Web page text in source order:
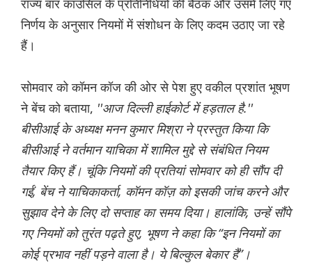
राज्य बार काउंसिल के प्रतिनिधियों की बैठक और उसमें लिए गए
निर्णय के अनुसार नियमों में संशोधन के लिए कदम उठाए जा रहे
हैं।
सोमवार को कॉमन कॉज की ओर से पेश हुए वकील प्रशांत भूषण
ने बेंच को बताया, ''आज दिल्ली हाईकोर्ट में हड़ताल है.''
बीसीआई के अध्यक्ष मनन कुमार मिश्रा ने प्रस्तुत किया कि
बीसीआई ने वर्तमान याचिका में शामिल मुद्दे से संबंधित नियम
तैयार किए हैं। चूंकि नियमों की प्रतियां सोमवार को ही सौंप दी
गईं, बेंच ने याचिकाकर्ता, कॉमन कॉज़ को इसकी जांच करने और
सुझाव देने के लिए दो सप्ताह का समय दिया। हालांकि, उन्हें सौंपे
गए नियमों को तुरंत पढ़ते हुए, भूषण ने कहा कि “इन नियमों का
कोई प्रभाव नहीं पड़ने वाला है। ये बिल्कुल बेकार हैं”।